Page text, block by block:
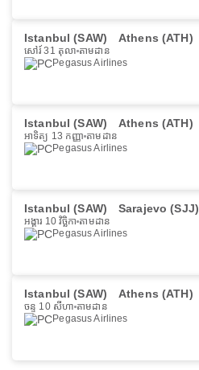
Istanbul (SAW) Athens (ATH)
សៅរ៍ 31 តុលា តាមដាន
Pegasus Airlines
Istanbul (SAW) Athens (ATH)
អាទិត្យ 13 កញ្ញា តាមដាន
Pegasus Airlines
Istanbul (SAW) Sarajevo (SJJ)
អង្គារ 10 វិច្ឆិកា តាមដាន
Pegasus Airlines
Istanbul (SAW) Athens (ATH)
ចន្ទ 10 សីហា តាមដាន
Pegasus Airlines